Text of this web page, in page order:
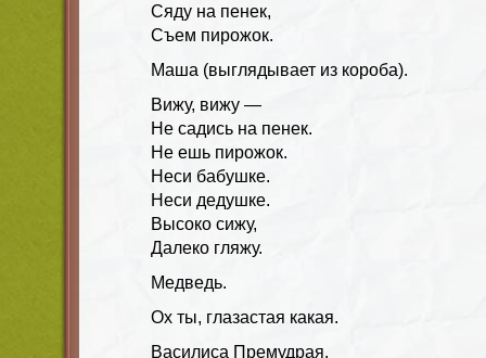
Сяду на пенек,
Съем пирожок.
Маша (выглядывает из короба).
Вижу, вижу —
Не садись на пенек.
Не ешь пирожок.
Неси бабушке.
Неси дедушке.
Высоко сижу,
Далеко гляжу.
Медведь.
Ох ты, глазастая какая.
Василиса Премудрая.